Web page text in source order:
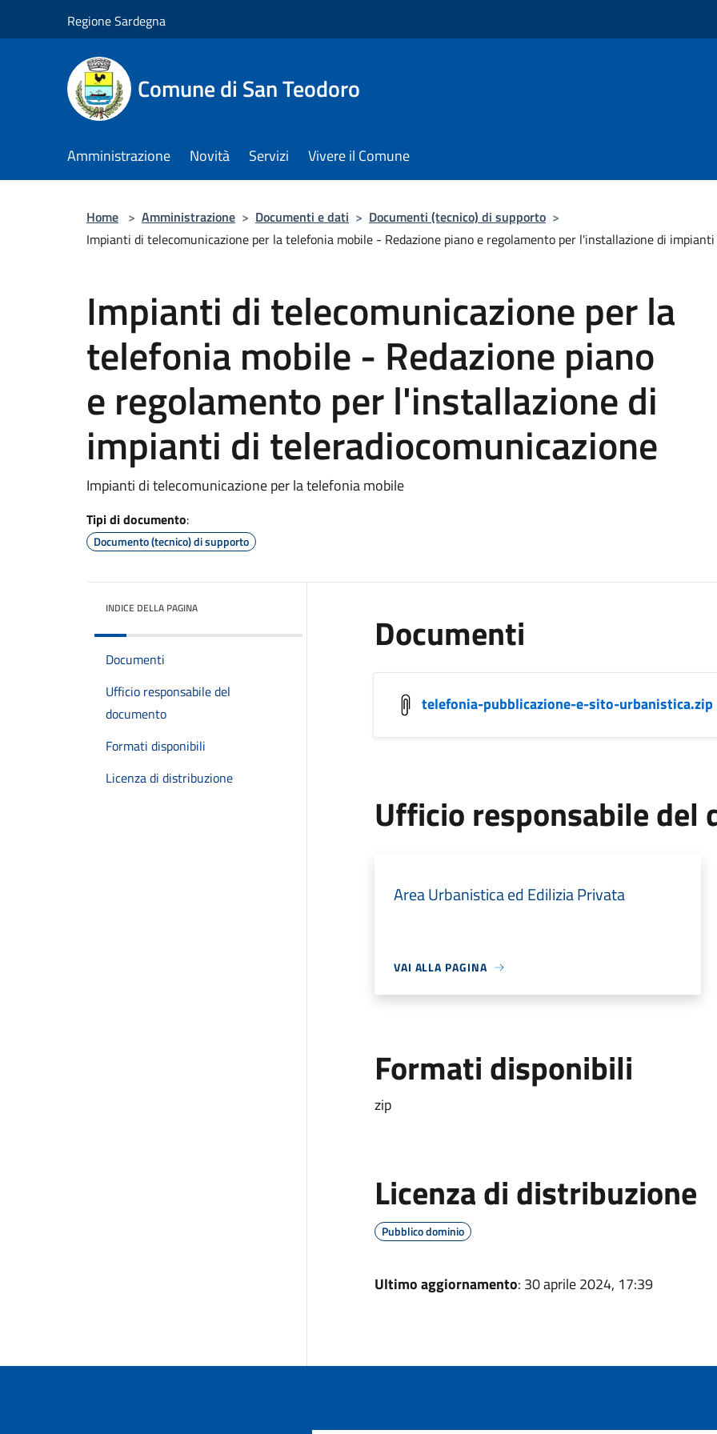
Regione Sardegna
Comune di San Teodoro
Amministrazione Novità Servizi Vivere il Comune
Home > Amministrazione > Documenti e dati > Documenti (tecnico) di supporto >
Impianti di telecomunicazione per la telefonia mobile - Redazione piano e regolamento per l'installazione di
Impianti di telecomunicazione per la
telefonia mobile - Redazione piano
e regolamento per l'installazione di
impianti di teleradiocomunicazione
Impianti di telecomunicazione per la telefonia mobile
Tipi di documento:
Documento (tecnico) di supporto
INDICE DELLA PAGINA
Documenti
Ufficio responsabile del
documento
Formati disponibili
Licenza di distribuzione
Documenti
telefonia-pubblicazione-e-sito-urbanistica.zip
Ufficio responsabile del
Area Urbanistica ed Edilizia Privata
VAI ALLA PAGINA
Formati disponibili
zip
Licenza di distribuzione
Pubblico dominio
Ultimo aggiornamento: 30 aprile 2024, 17:39